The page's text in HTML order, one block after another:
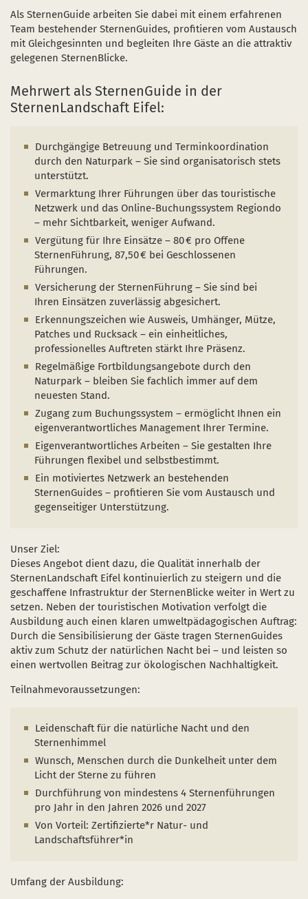
Als SternenGuide arbeiten Sie dabei mit einem erfahrenen
Team bestehender SternenGuides, profitieren vom Austausch
mit Gleichgesinnten und begleiten Ihre Gäste an die attraktiv
gelegenen SternenBlicke.
Mehrwert als SternenGuide in der
SternenLandschaft Eifel:
Durchgängige Betreuung und Terminkoordination
durch den Naturpark – Sie sind organisatorisch stets
unterstützt.
Vermarktung Ihrer Führungen über das touristische
Netzwerk und das Online-Buchungssystem Regiondo
– mehr Sichtbarkeit, weniger Aufwand.
Vergütung für Ihre Einsätze – 80 € pro Offene
SternenFührung, 87,50 € bei Geschlossenen
Führungen.
Versicherung der SternenFührung – Sie sind bei
Ihren Einsätzen zuverlässig abgesichert.
Erkennungszeichen wie Ausweis, Umhänger, Mütze,
Patches und Rucksack – ein einheitliches,
professionelles Auftreten stärkt Ihre Präsenz.
Regelmäßige Fortbildungsangebote durch den
Naturpark – bleiben Sie fachlich immer auf dem
neuesten Stand.
Zugang zum Buchungssystem – ermöglicht Ihnen ein
eigenverantwortliches Management Ihrer Termine.
Eigenverantwortliches Arbeiten – Sie gestalten Ihre
Führungen flexibel und selbstbestimmt.
Ein motiviertes Netzwerk an bestehenden
SternenGuides – profitieren Sie vom Austausch und
gegenseitiger Unterstützung.
Unser Ziel:
Dieses Angebot dient dazu, die Qualität innerhalb der
SternenLandschaft Eifel kontinuierlich zu steigern und die
geschaffene Infrastruktur der SternenBlicke weiter in Wert zu
setzen. Neben der touristischen Motivation verfolgt die
Ausbildung auch einen klaren umweltpädagogischen Auftrag:
Durch die Sensibilisierung der Gäste tragen SternenGuides
aktiv zum Schutz der natürlichen Nacht bei – und leisten so
einen wertvollen Beitrag zur ökologischen Nachhaltigkeit.
Teilnahmevoraussetzungen:
Leidenschaft für die natürliche Nacht und den
Sternenhimmel
Wunsch, Menschen durch die Dunkelheit unter dem
Licht der Sterne zu führen
Durchführung von mindestens 4 Sternenführungen
pro Jahr in den Jahren 2026 und 2027
Von Vorteil: Zertifizierte*r Natur- und
Landschaftsführer*in
Umfang der Ausbildung: